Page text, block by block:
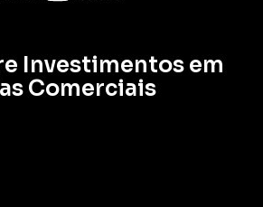
Investimentos em
Comerciais